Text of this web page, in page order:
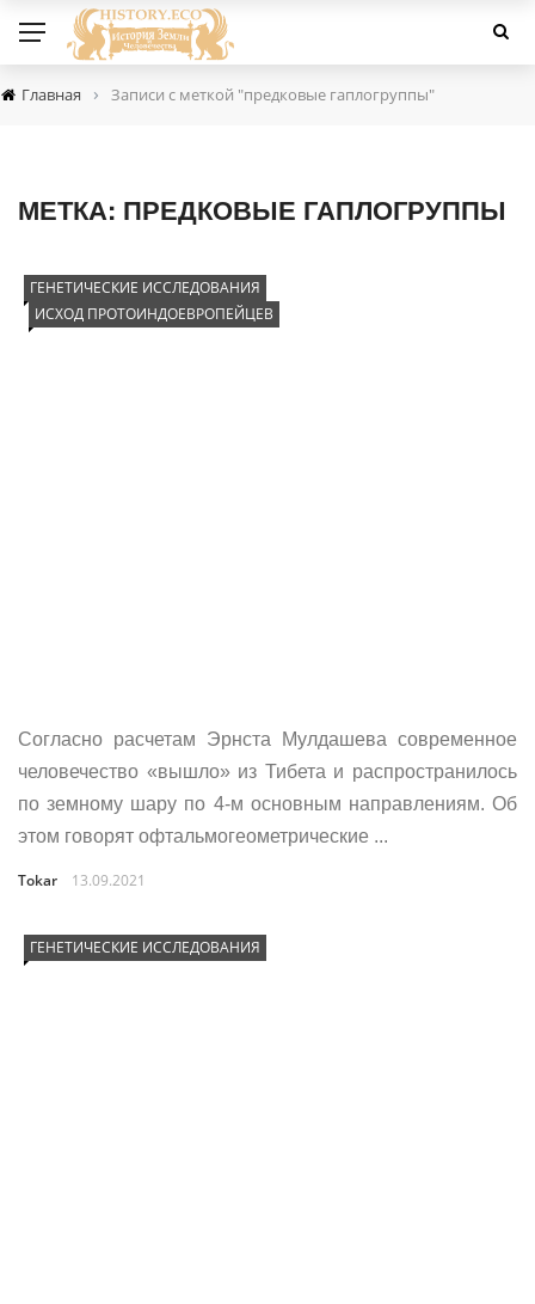
Главная › Записи с меткой "предковые гаплогруппы"
МЕТКА: ПРЕДКОВЫЕ ГАПЛОГРУППЫ
ГЕНЕТИЧЕСКИЕ ИССЛЕДОВАНИЯ
ИСХОД ПРОТОИНДОЕВРОПЕЙЦЕВ
Согласно расчетам Эрнста Мулдашева современное
человечество «вышло» из Тибета и распространилось
по земному шару по 4-м основным направлениям. Об
этом говорят офтальмогеометрические ...
Tokar 13.09.2021
ГЕНЕТИЧЕСКИЕ ИССЛЕДОВАНИЯ